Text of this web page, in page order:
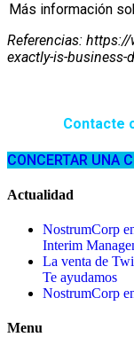
Más información
Referencias:
exactly-is-
Contacte
CONCERTAR UNA
Actualidad
NostrumCorp
Interim
La venta de
Te ayudamos
NostrumCorp
Menu